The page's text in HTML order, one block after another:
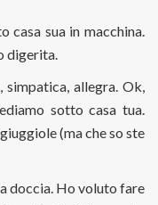
casa sua in macchina.
digerita.
simpatica, allegra. Ok,
sotto casa tua.
(ma che so ste
doccia. Ho voluto fare